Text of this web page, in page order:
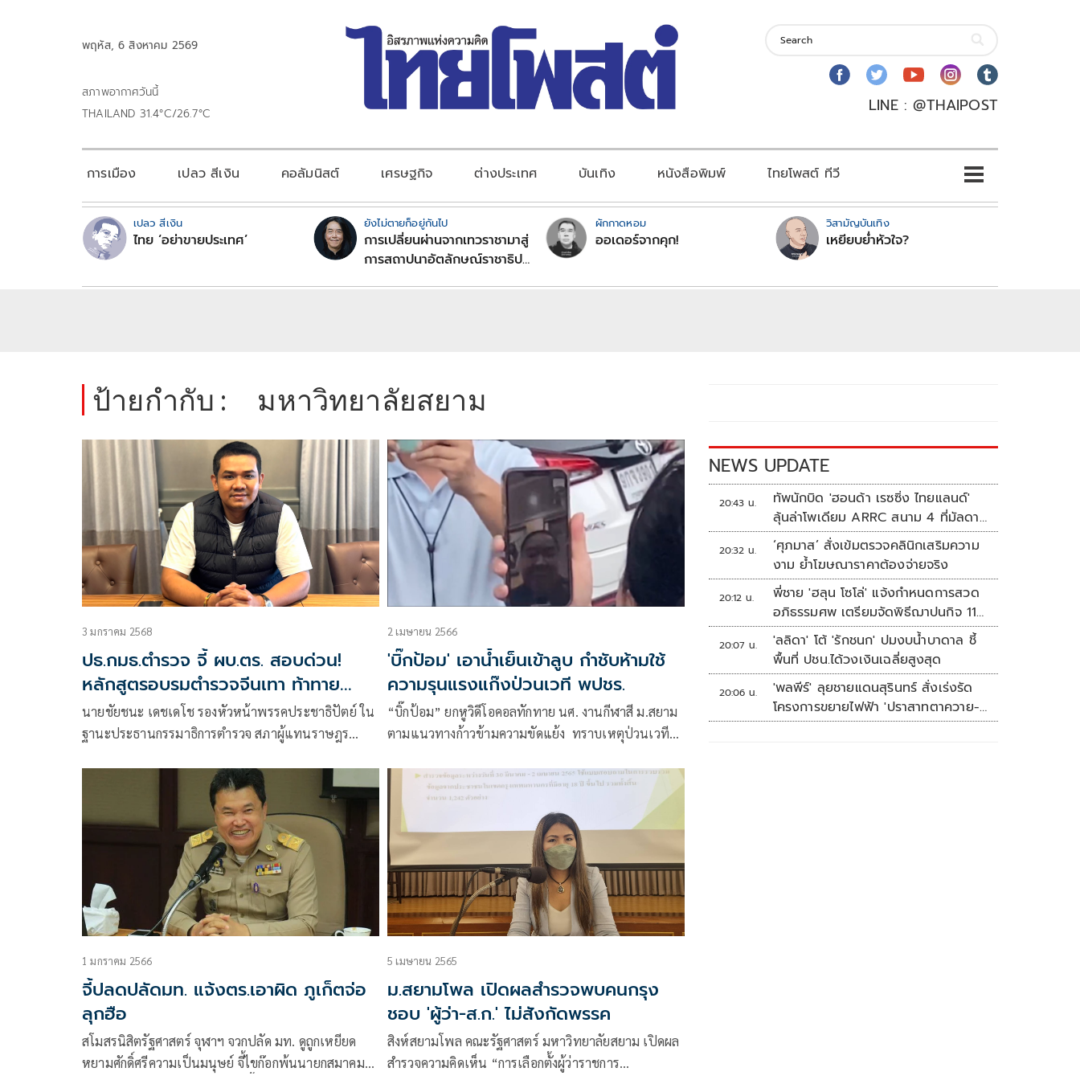
พฤหัส, 6 สิงหาคม 2569
สภาพอากาศวันนี้
THAILAND 31.4°C/26.7°C
LINE : @THAIPOST
การเมือง เปลว สีเงิน คอลัมนิสต์ เศรษฐกิจ ต่างประเทศ บันเทิง หนังสือพิมพ์ ไทยโพสต์ ทีวี
เปลว สีเงิน
ไทย ‘อย่าขายประเทศ’
ยังไม่ตายก็อยู่กันไป
การเปลี่ยนผ่านจากเทวราชามาสู่
การสถาปนาอัตลักษณ์ราชาธิป
ผักกาดหอม
ออเดอร์จากคุก!
วิสามัญบันเทิง
เหยียบย่ำหัวใจ?
ป้ายกำกับ : มหาวิทยาลัยสยาม
3 มกราคม 2568
ปธ.กมธ.ตำรวจ จี้ ผบ.ตร. สอบด่วน!
หลักสูตรอบรมตำรวจจีนเทา ท้าทาย
กฎหมายไทย
นายชัยชนะ เดชเดโช รองหัวหน้าพรรคประชาธิปัตย์ ใน
ฐานะประธานกรรมาธิการตำรวจ สภาผู้แทนราษฎร
สมัครตำรวจต่างชาติคนจีน โดยมีการเก็บเงินค่าอบรม
2 เมษายน 2566
'บิ๊กป้อม' เอาน้ำเย็นเข้าลูบ กำชับห้ามใช้
ความรุนแรงแก๊งป่วนเวที พปชร.
“บิ๊กป้อม” ยกหูวิดีโอคอลทักทาย นศ. งานกีฬาสี ม.สยาม
ตามแนวทางก้าวข้ามความขัดแย้ง ทราบเหตุป่วนเวที
1 มกราคม 2566
จี้ปลดปลัดมท. แจ้งตร.เอาผิด ภูเก็ตจ่อ
ลุกฮือ
สโมสรนิสิตรัฐศาสตร์ จุฬาฯ จวกปลัด มท. ดูถูกเหยียด
หยามศักดิ์ศรีความเป็นมนุษย์ จี้ไขก๊อกพ้นนายกสมาคม
5 เมษายน 2565
ม.สยามโพล เปิดผลสำรวจพบคนกรุง
ชอบ 'ผู้ว่า-ส.ก.' ไม่สังกัดพรรค
สิงห์สยามโพล คณะรัฐศาสตร์ มหาวิทยาลัยสยาม เปิดผล
สำรวจความคิดเห็น “การเลือกตั้งผู้ว่าราชการ
NEWS UPDATE
20:43 น.
ทัพนักบิด 'ฮอนด้า เรซซิ่ง ไทยแลนด์'
ลุ้นล่าโพเดียม ARRC สนาม 4 ที่มัลดาลิ
กา
20:32 น.
‘ศุภมาส’ สั่งเข้มตรวจคลินิกเสริมความ
งาม ย้ำโฆษณาราคาต้องจ่ายจริง
20:12 น.
พี่ชาย 'ฮลุน โซโล่' แจ้งกำหนดการสวด
อภิธรรมศพ เตรียมจัดพิธีฌาปนกิจ 11
ส.ค.
20:07 น.
'ลลิดา' โต้ 'รักชนก' ปมงบน้ำบาดาล ชี้
พื้นที่ ปชน.ได้วงเงินเฉลี่ยสูงสุด
20:06 น.
'พลพีร์' ลุยชายแดนสุรินทร์ สั่งเร่งรัด
โครงการขยายไฟฟ้า 'ปราสาทตาควาย-
เนิน 350'